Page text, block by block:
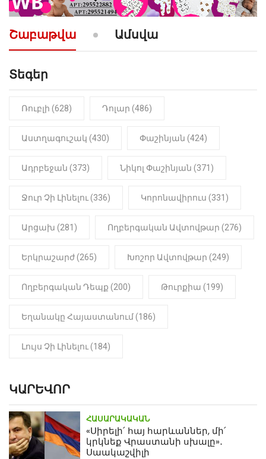
ՔԱՂԱՔԱԿԱՆ 10:52
«Լեզվիդ տալու փոխարեն
արտաբերիր այս երկու
նախադասությունը»․ Իշխան
Նիկոլ Փաշինյան
ԻՐԱԴԱՐՁԱՅԻՆ 22:01
մանկապղծության համար
մարմինը
Շաբաթվա Ամսվա
Տեգեր
Ռուբլի (628) Դոլար (486)
Աստղագուշակ (430) Փաշինյան (424)
Ադրբեջան (373) Նիկոլ Փաշինյան (371)
Ջուր Չի Լինելու (336) Կորոնավիրուս (331)
Արցախ (281) Ողբերգական Ավտովթար (276)
Երկրաշարժ (265) Խոշոր Ավտովթար (249)
Ողբերգական Դեպք (200) Թուրքիա (199)
Եղանակը Հայաստանում (186)
Լույս Չի Լինելու (184)
ԿԱՐԵՎՈՐ
ՀԱՍԱՐԱԿԱԿԱՆ
«Սիրելի՛ հայ հարևաններ, մի՛
կրկնեք Վրաստանի սխալը»․
Սաակաշվիլի